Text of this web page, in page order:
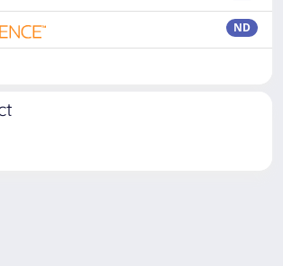
ND